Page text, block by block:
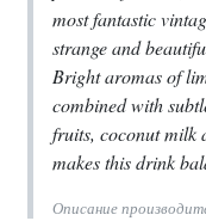
most fantastic
strange and
Bright aromas of
combined with
fruits, coconut milk
makes this drink
Описание